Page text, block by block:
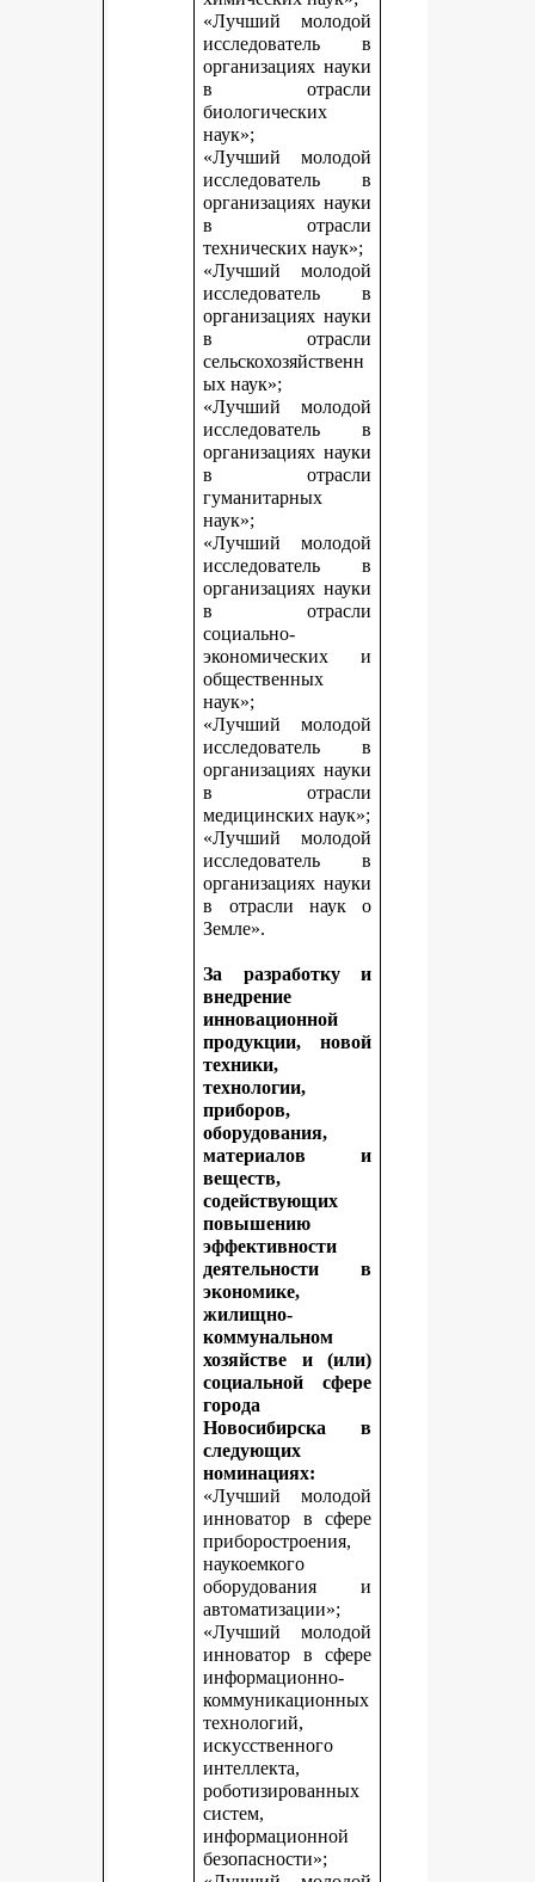
«Лучший молодой
исследователь в
организациях науки
в отрасли
биологических
наук»;
«Лучший молодой
исследователь в
организациях науки
в отрасли
технических наук»;
«Лучший молодой
исследователь в
организациях науки
в отрасли
сельскохозяйственн
ых наук»;
«Лучший молодой
исследователь в
организациях науки
в отрасли
гуманитарных
наук»;
«Лучший молодой
исследователь в
организациях науки
в отрасли
социально-
экономических и
общественных
наук»;
«Лучший молодой
исследователь в
организациях науки
в отрасли
медицинских наук»;
«Лучший молодой
исследователь в
организациях науки
в отрасли наук о
Земле».
За разработку и
внедрение
инновационной
продукции, новой
техники,
технологии,
приборов,
оборудования,
материалов и
веществ,
содействующих
повышению
эффективности
деятельности в
экономике,
жилищно-
коммунальном
хозяйстве и (или)
социальной сфере
города
Новосибирска в
следующих
номинациях:
«Лучший молодой
инноватор в сфере
приборостроения,
наукоемкого
оборудования и
автоматизации»;
«Лучший молодой
инноватор в сфере
информационно-
коммуникационных
технологий,
искусственного
интеллекта,
роботизированных
систем,
информационной
безопасности»;